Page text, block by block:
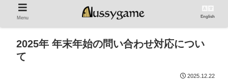
2025年 年末年始の問い合わせ対応につい
て
2025.12.22
Menu English